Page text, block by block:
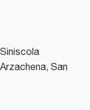
Siniscola
San